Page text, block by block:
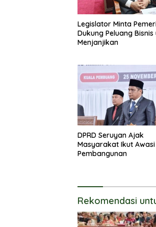
Legislator Minta
Dukung Peluang
Menjanjikan
DPRD Seruyan Ajak
Masyarakat Ikut Awasi
Pembangunan
Rekomendasi